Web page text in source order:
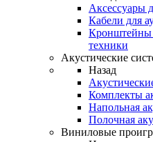
Аксессуары
Кабели для
Кронштейны
техники
Акустические
Назад
Комплекты
Напольная
Полочная
Виниловые